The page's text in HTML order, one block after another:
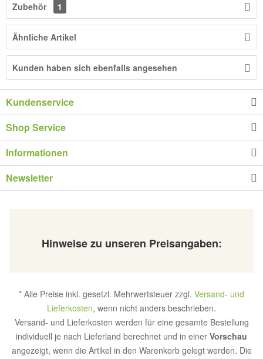
Zubehör 1
Ähnliche Artikel
Kunden haben sich ebenfalls angesehen
Kundenservice
Shop Service
Informationen
Newsletter
Hinweise zu unseren Preisangaben:
* Alle Preise inkl. gesetzl. Mehrwertsteuer zzgl. Versand- und
Lieferkosten, wenn nicht anders beschrieben.
Versand- und Lieferkosten werden für eine gesamte Bestellung
individuell je nach Lieferland berechnet und in einer Vorschau
angezeigt, wenn die Artikel in den Warenkorb gelegt werden. Die